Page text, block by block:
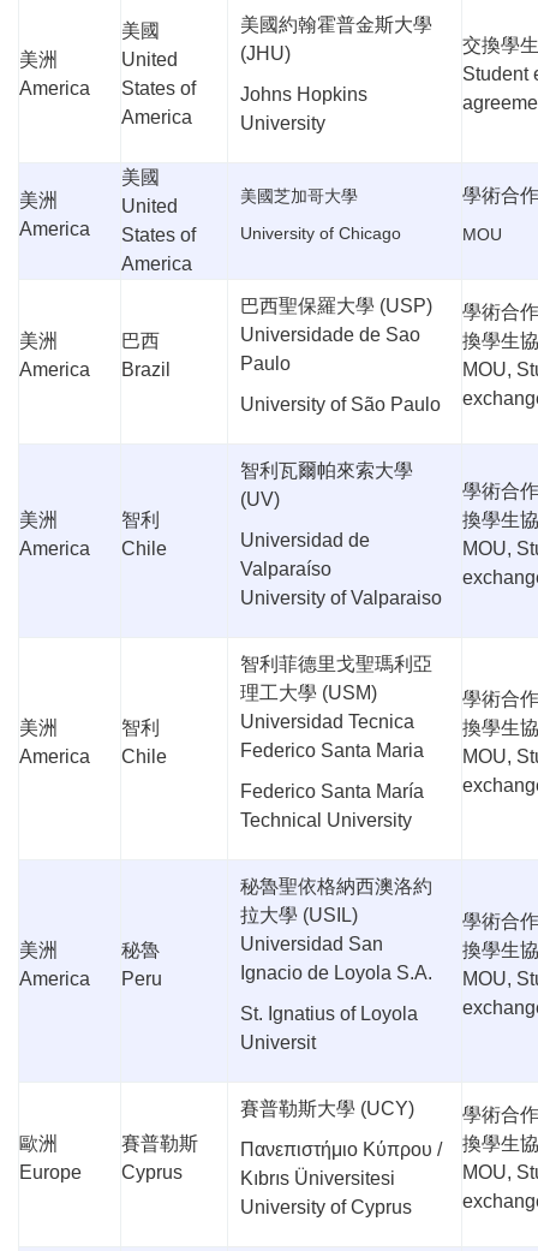
美洲
America
美國
United
States of
America
美國約翰霍普金斯大學
(JHU)
Johns Hopkins
University
交換學
Student
美洲
America
美國
United
States of
America
美國芝加哥大學
University of Chicago
學術合
MOU
美洲
America
巴西
Brazil
巴西聖保羅大學 (USP)
Universidade de Sao
Paulo
University of São Paulo
學術合
換學生
MOU,
美洲
America
智利
Chile
智利瓦爾帕來索大學
(UV)
Universidad de
Valparaíso
University of Valparaiso
學術合
換學生
MOU,
美洲
America
智利
Chile
智利菲德里戈聖瑪利亞
理工大學 (USM)
Universidad Tecnica
Federico Santa Maria
Federico Santa María
Technical University
學術合
換學生
MOU,
美洲
America
秘魯
Peru
秘魯聖依格納西澳洛約
拉大學 (USIL)
Universidad San
Ignacio de Loyola S.A.
St. Ignatius of Loyola
Universit
學術合
換學生
MOU,
歐洲
Europe
賽普勒斯
Cyprus
賽普勒斯大學 (UCY)
Πανεπιστήμιο Κύπρου /
Kıbrıs Üniversitesi
University of Cyprus
學術合
換學生
MOU,